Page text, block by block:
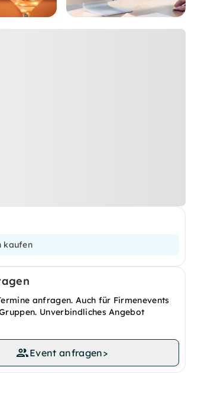
kaufen
anfragen. Auch für Firmenevents
Unverbindliches Angebot
Event anfragen>